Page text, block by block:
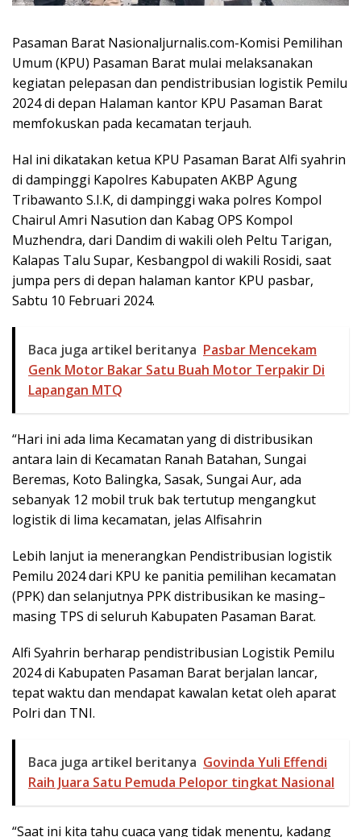
Pasaman Barat Nasionaljurnalis.com-Komisi Pemilihan
Umum (KPU) Pasaman Barat mulai melaksanakan
kegiatan pelepasan dan pendistribusian logistik Pemilu
2024 di depan Halaman kantor KPU Pasaman Barat
memfokuskan pada kecamatan terjauh.
Hal ini dikatakan ketua KPU Pasaman Barat Alfi syahrin
di dampinggi Kapolres Kabupaten AKBP Agung
Tribawanto S.I.K, di dampinggi waka polres Kompol
Chairul Amri Nasution dan Kabag OPS Kompol
Muzhendra, dari Dandim di wakili oleh Peltu Tarigan,
Kalapas Talu Supar, Kesbangpol di wakili Rosidi, saat
jumpa pers di depan halaman kantor KPU pasbar,
Sabtu 10 Februari 2024.
Baca juga artikel beritanya Pasbar Mencekam
Genk Motor Bakar Satu Buah Motor Terpakir Di
Lapangan MTQ
“Hari ini ada lima Kecamatan yang di distribusikan
antara lain di Kecamatan Ranah Batahan, Sungai
Beremas, Koto Balingka, Sasak, Sungai Aur, ada
sebanyak 12 mobil truk bak tertutup mengangkut
logistik di lima kecamatan, jelas Alfisahrin
Lebih lanjut ia menerangkan Pendistribusian logistik
Pemilu 2024 dari KPU ke panitia pemilihan kecamatan
(PPK) dan selanjutnya PPK distribusikan ke masing–
masing TPS di seluruh Kabupaten Pasaman Barat.
Alfi Syahrin berharap pendistribusian Logistik Pemilu
2024 di Kabupaten Pasaman Barat berjalan lancar,
tepat waktu dan mendapat kawalan ketat oleh aparat
Polri dan TNI.
Baca juga artikel beritanya Govinda Yuli Effendi
Raih Juara Satu Pemuda Pelopor tingkat Nasional
“Saat ini kita tahu cuaca yang tidak menentu, kadang